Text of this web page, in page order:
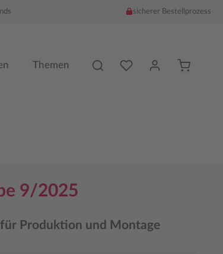
sicherer Bestellprozess
Themen Du hast %counter%
9/2025
für Produktion und Montage